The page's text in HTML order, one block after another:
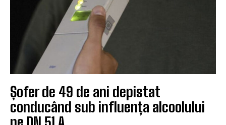
Șofer de 49 de ani depistat
conducând sub influența alcoolului